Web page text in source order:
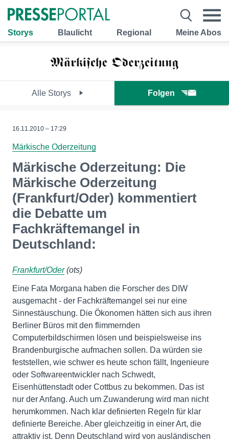
Storys Blaulicht Regional Meine Abos
Alle Storys Folgen
16.11.2010 – 17:29
Märkische Oderzeitung
Märkische Oderzeitung: Die
Märkische Oderzeitung
(Frankfurt/Oder) kommentiert
die Debatte um
Fachkräftemangel in
Deutschland:
Frankfurt/Oder(ots)
Eine Fata Morgana haben die Forscher des DIW
ausgemacht - der Fachkräftemangel sei nur eine
Sinnestäuschung. Die Ökonomen hätten sich aus ihren
Berliner Büros mit den flimmernden
Computerbildschirmen lösen und beispielsweise ins
Brandenburgische aufmachen sollen. Da würden sie
feststellen, wie schwer es heute schon fällt, Ingenieure
oder Softwareentwickler nach Schwedt,
Eisenhüttenstadt oder Cottbus zu bekommen. Das ist
nur der Anfang. Auch um Zuwanderung wird man nicht
herumkommen. Nach klar definierten Regeln für klar
definierte Bereiche. Aber gleichzeitig in einer Art, die
attraktiv ist. Denn Deutschland wird von ausländischen